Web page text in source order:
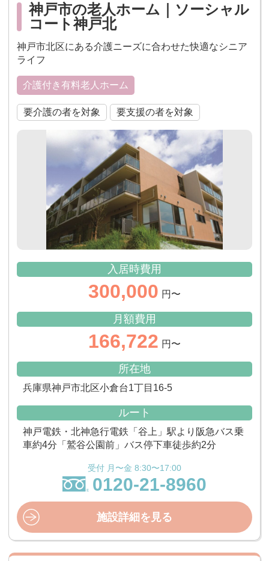
神戸市の老人ホーム｜ソーシャル
コート神戸北
神戸市北区にある介護ニーズに合わせた快適なシニア
ライフ
介護付き有料老人ホーム
要介護の者を対象 要支援の者を対象
入居時費用
300,000 円〜
月額費用
166,722 円〜
所在地
兵庫県神戸市北区小倉台1丁目16-5
ルート
神戸電鉄・北神急行電鉄「谷上」駅より阪急バス乗
車約4分「鷲谷公園前」バス停下車徒歩約2分
受付 月〜金 8:30〜17:00
0120-21-8960
施設詳細を見る